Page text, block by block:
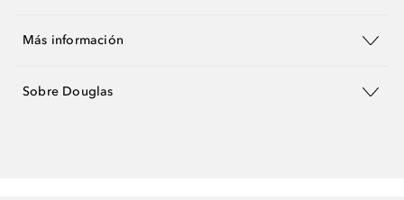
Más información
Sobre Douglas